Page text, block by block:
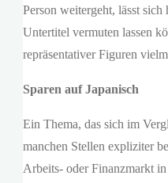
Person weitergeht, lässt
Untertitel vermuten lassen
repräsentativer Figuren
Sparen auf Japanisch
Ein Thema, das sich im
manchen Stellen expliziter
Arbeits- oder Finanzmarkt